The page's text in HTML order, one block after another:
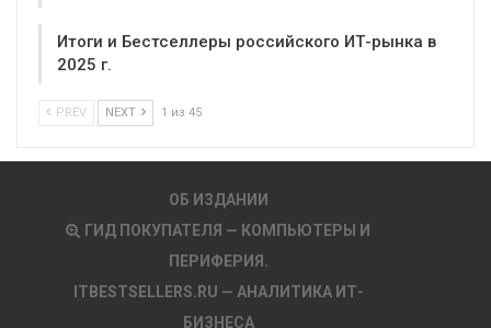
Итоги и Бестселлеры российского ИТ-рынка в
2025 г.
PREV NEXT 1 из 45
ОБ ИЗДАНИИ
ГИД ПОКУПАТЕЛЯ — КОМПЬЮТЕРЫ И
ПЕРИФЕРИЯ.
ITBESTSELLERS.RU — АНАЛИТИКА ИТ-
БИЗНЕСА